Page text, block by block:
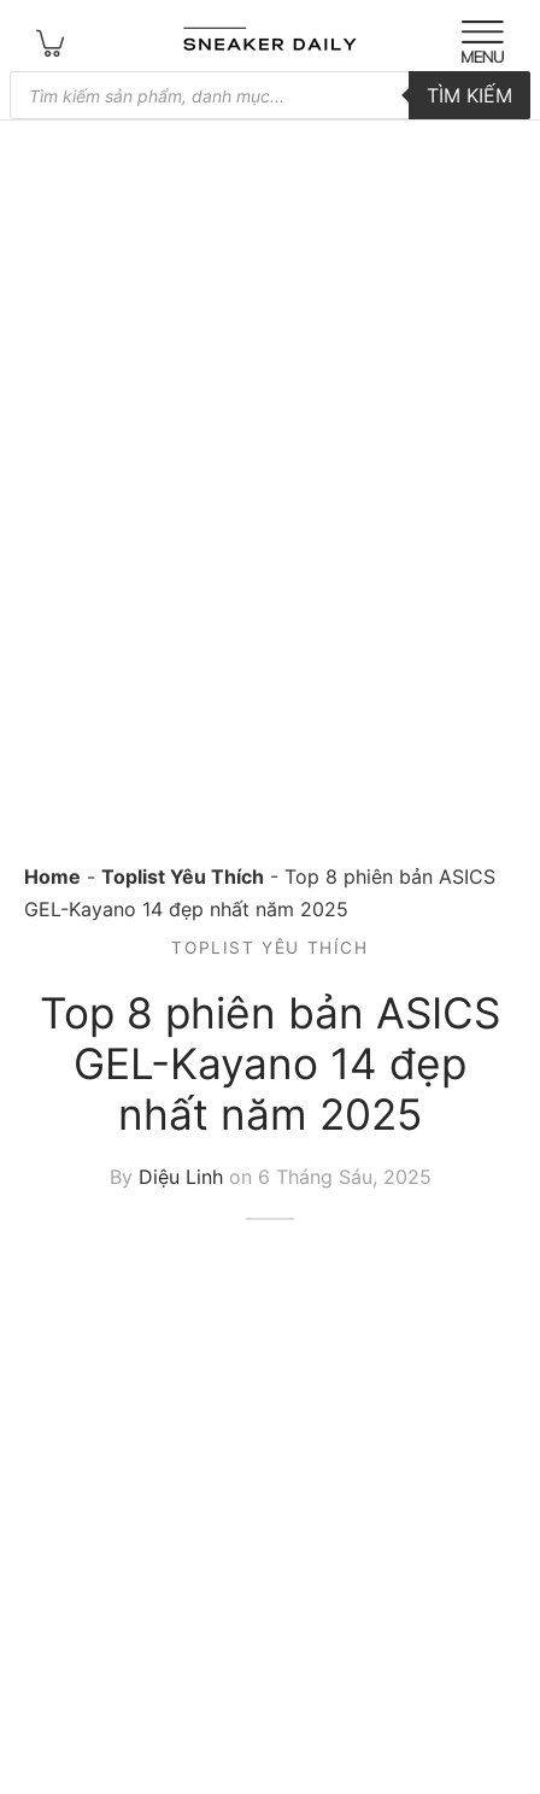
Tìm
kiếm
sản
TÌM KIẾM
Home - Toplist Yêu Thích - Top 8 phiên bản ASICS
GEL-Kayano 14 đẹp nhất năm 2025
TOPLIST YÊU THÍCH
Top 8 phiên bản ASICS
GEL-Kayano 14 đẹp
nhất năm 2025
By Diệu Linhon 6 Tháng Sáu, 2025